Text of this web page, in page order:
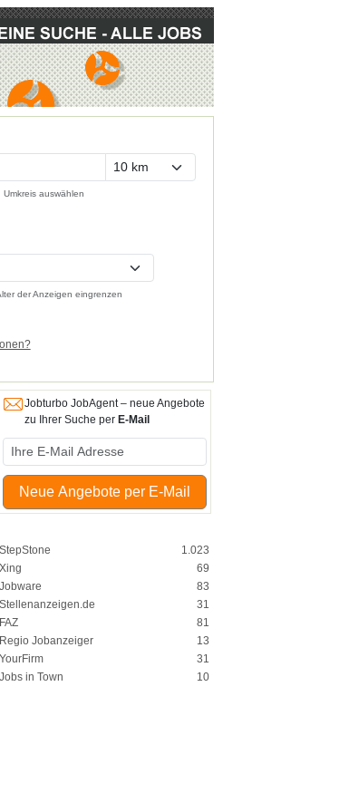
auswählen
der Anzeigen eingrenzen
Jobturbo JobAgent – neue Angebote
zu Ihrer Suche per E-Mail
Neue Angebote per E-Mail
StepStone
1.023
Xing
69
Jobware
83
Stellenanzeigen.de
31
FAZ
81
Regio Jobanzeiger
13
YourFirm
31
Jobs in Town
10